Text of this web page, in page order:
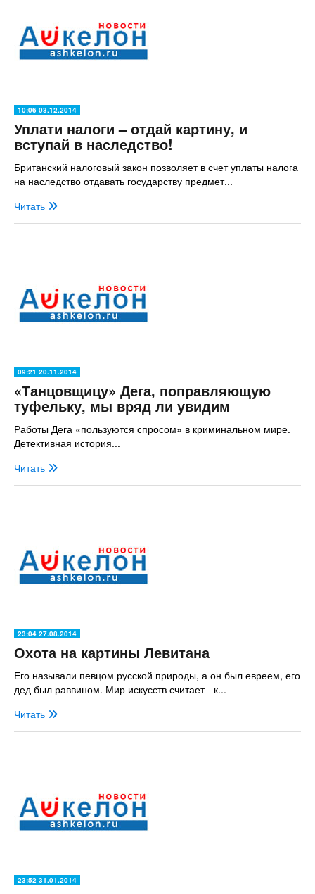
10:06 03.12.2014
Уплати налоги – отдай картину, и
вступай в наследство!
Британский налоговый закон позволяет в счет уплаты налога
на наследство отдавать государству предмет...
Читать
09:21 20.11.2014
«Танцовщицу» Дега, поправляющую
туфельку, мы вряд ли увидим
Работы Дега «пользуются спросом» в криминальном мире.
Детективная история...
Читать
23:04 27.08.2014
Охота на картины Левитана
Его называли певцом русской природы, а он был евреем, его
дед был раввином. Мир искусств считает - к...
Читать
23:52 31.01.2014